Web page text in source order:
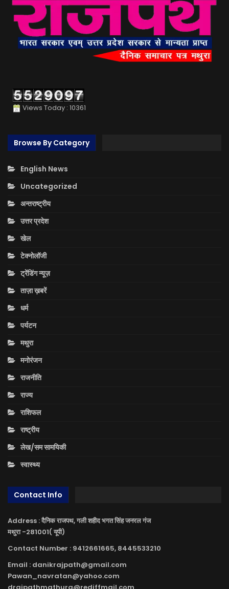
Views Today : 10361
Browse By Category
English News
Uncategorized
अन्तराष्ट्रीय
उत्तर प्रदेश
खेल
टेक्नोलॉजी
ट्रेंडिंग न्यूज़
ताज़ा ख़बरें
धर्म
पर्यटन
मथुरा
मनोरंजन
राजनीति
राज्य
राशिफल
राष्ट्रीय
लेख/सम सामयिकी
स्वास्थ्य
Contact Info
Address : दैनिक राजपथ, गली शहीद भगत सिंह जनरल गंज
मथुरा -281001( यूपी)
Contact Number : 9412661665, 8445533210
Email : danikrajpath@gmail.com
Pawan_navratan@yahoo.com